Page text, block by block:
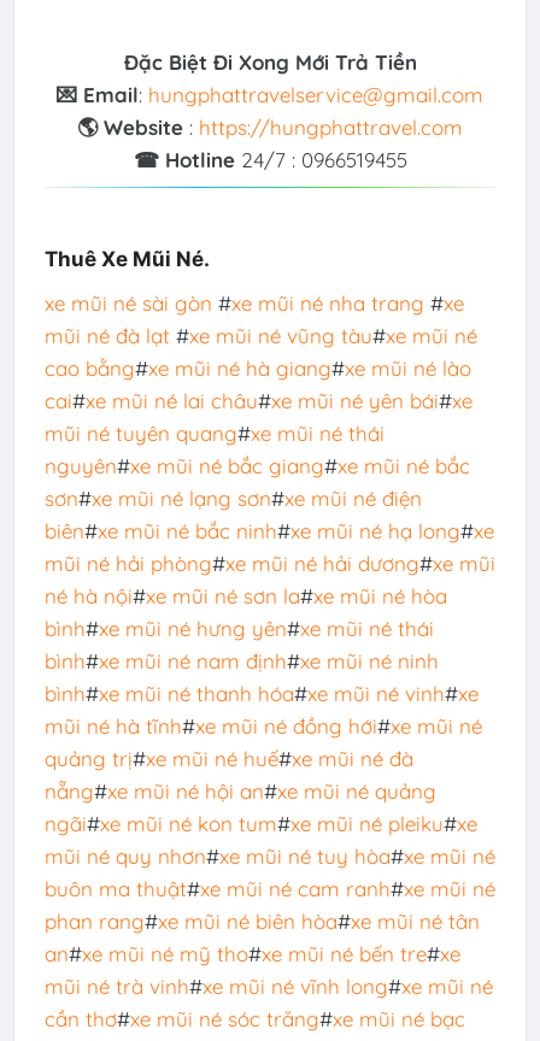
Đặc Biệt Đi Xong Mới Trả Tiền
💌 Email: hungphattravelservice@gmail.com
🌎 Website : https://hungphattravel.com
☎ Hotline24/7 : 0966519455
Thuê Xe Mũi Né.
xe mũi né sài gòn #xe mũi né nha trang #xe
mũi né đà lạt #xe mũi né vũng tàu#xe mũi né
cao bằng#xe mũi né hà giang#xe mũi né lào
cai#xe mũi né lai châu#xe mũi né yên bái#xe
mũi né tuyên quang#xe mũi né thái
nguyên#xe mũi né bắc giang#xe mũi né bắc
sơn#xe mũi né lạng sơn#xe mũi né điện
biên#xe mũi né bắc ninh#xe mũi né hạ long#xe
mũi né hải phòng#xe mũi né hải dương#xe mũi
né hà nội#xe mũi né sơn la#xe mũi né hòa
bình#xe mũi né hưng yên#xe mũi né thái
bình#xe mũi né nam định#xe mũi né ninh
bình#xe mũi né thanh hóa#xe mũi né vinh#xe
mũi né hà tĩnh#xe mũi né đồng hới#xe mũi né
quảng trị#xe mũi né huế#xe mũi né đà
nẵng#xe mũi né hội an#xe mũi né quảng
ngãi#xe mũi né kon tum#xe mũi né pleiku#xe
mũi né quy nhơn#xe mũi né tuy hòa#xe mũi né
buôn ma thuật#xe mũi né cam ranh#xe mũi né
phan rang#xe mũi né biên hòa#xe mũi né tân
an#xe mũi né mỹ tho#xe mũi né bến tre#xe
mũi né trà vinh#xe mũi né vĩnh long#xe mũi né
cần thơ#xe mũi né sóc trăng#xe mũi né bạc